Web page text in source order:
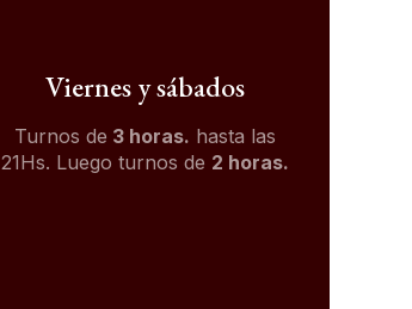
Viernes y sábados
Turnos de 3 horas. hasta las
21Hs. Luego turnos de 2 horas.